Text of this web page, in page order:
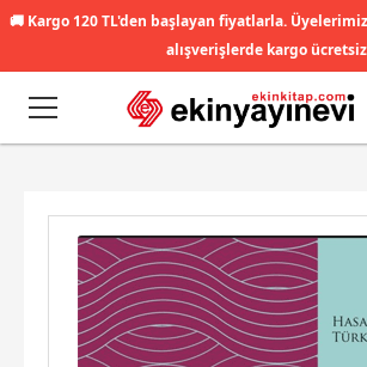
🚚 Kargo 120 TL'den başlayan fiyatlarla.
alışverişlerde kargo